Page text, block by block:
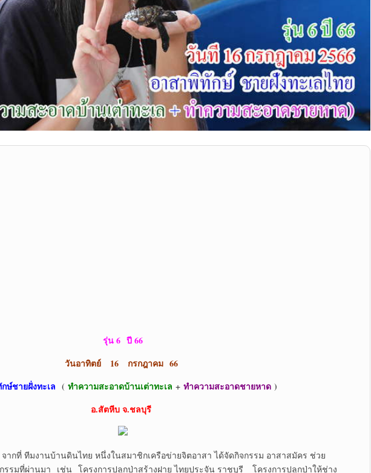
รุ่น 6ปี 66
วันอาทิตย์ 16 กรกฎาคม 66
ษ์ชายฝั่งทะเล ( ทำความสะอาดบ้านเต่าทะเล + ทำความสะอาดชายหาด )
อ.สัตหีบ จ.ชลบุรี
นไทย หนึ่งในสมาชิกเครือข่ายจิตอาสา ได้จัดกิจกรรม อาสาสมัคร ช่วย
รรมที่ผ่านมา เช่น โครงการปลูกป่าสร้างฝาย ไทยประจัน ราชบุรี โครงการปลูกป่าให้ช่าง